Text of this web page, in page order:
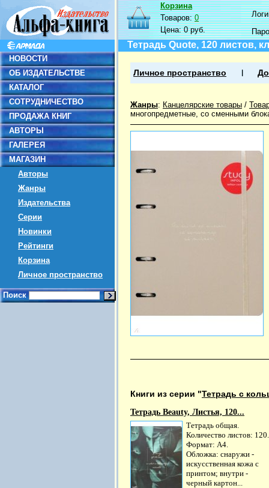
НОВОСТИ
ОБ ИЗДАТЕЛЬСТВЕ
КАТАЛОГ
СОТРУДНИЧЕСТВО
ПРОДАЖА КНИГ
АВТОРЫ
ГАЛЕРЕЯ
МАГАЗИН
Авторы
Жанры
Издательства
Серии
Новинки
Рейтинги
Корзина
Личное пространство
Поиск
Корзина
Товаров:0
Цена:0 руб.
Тетрадь Quote, 120 листов,
Личное пространство
Жанры: Канцелярские товары /
многопредметные, со сменными
Книги из серии "Тетрадь с
Тетрадь Beauty, Листья, 120...
Тетрадь общая.
Количество листов: 120.
Формат: А4.
Обложка: снаружи -
искусственная кожа с
принтом; внутри -
черный картон...